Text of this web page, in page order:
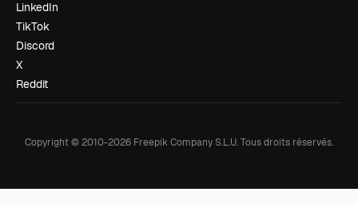
LinkedIn
TikTok
Discord
X
Reddit
Copyright © 2010-2026 Freepik Company S.L.U.Tous droits réservés.